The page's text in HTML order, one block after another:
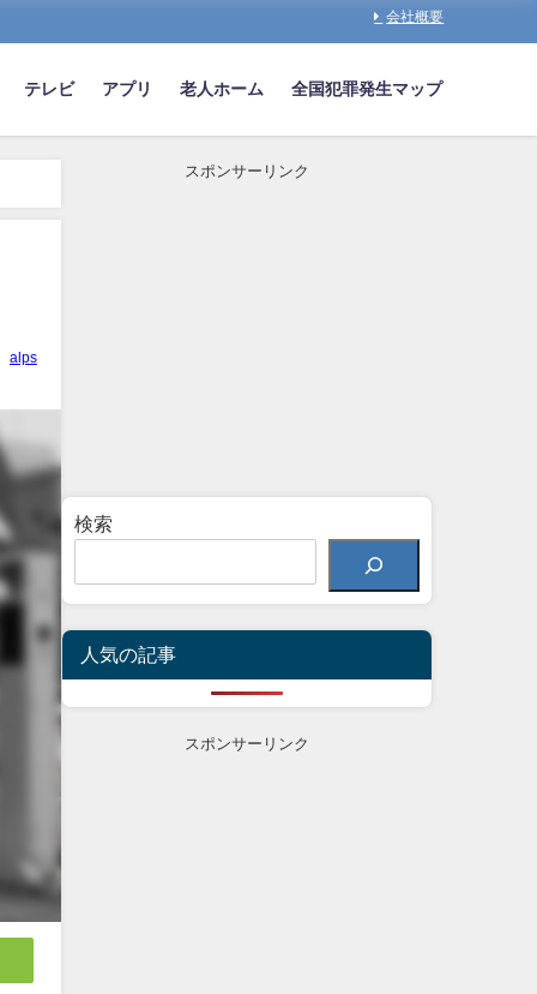
会社概要
テレビ アプリ 老人ホーム 全国犯罪発生マップ
alps
スポンサーリンク
検索
人気の記事
スポンサーリンク